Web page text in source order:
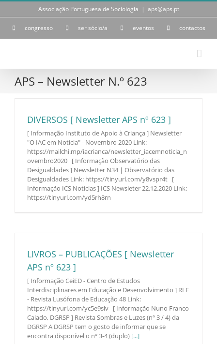
Skip
Associação Portuguesa de Sociologia | aps@aps.pt
congresso ser sócio/a eventos contactos
APS – Newsletter N.º 623
DIVERSOS [ Newsletter APS nº 623 ]
[ Informação Instituto de Apoio à Criança ] Newsletter
"O IAC em Notícia" - Novembro 2020 Link:
https://mailchi.mp/iacrianca/newsletter_iacemnoticia_n
ovembro2020 [ Informação Observatório das
Desigualdades ] Newsletter N34 | Observatório das
Desigualdades Link: https://tinyurl.com/y8vspr4t [
Informação ICS Notícias ] ICS Newsleter 22.12.2020 Link:
https://tinyurl.com/yd5rh8rn
LIVROS – PUBLICAÇÕES [ Newsletter
APS nº 623 ]
[ Informação CeiED - Centro de Estudos
Interdisciplinares em Educação e Desenvolvimento ] RLE
- Revista Lusófona de Educação 48 Link:
https://tinyurl.com/yc5e9slv [ Informação Nuno Franco
Caiado, DGRSP ] Revista Sombras e Luzes (nª 3 / 4) da
DGRSP A DGRSP tem o gosto de informar que se
encontra disponível o nº 3-4 (duplo) [...]